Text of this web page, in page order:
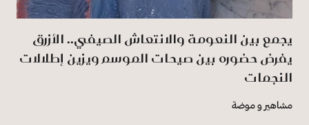
يجمع بين النعومة والانتعاش الصيفي.. الأزرق
يفرض حضوره بين صيحات الموسم ويزين إطلالات
النجمات
مشاهير و موضة